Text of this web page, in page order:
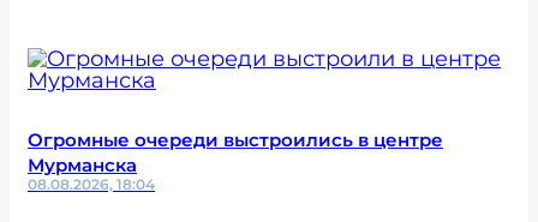
Огромные очереди выстроились в центре
Мурманска
08.08.2026, 18:04